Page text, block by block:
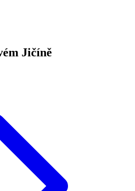
Jičíně